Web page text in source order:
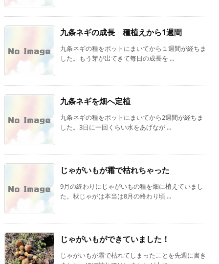
九条ネギの成長 種植えから1週間
九条ネギの種をポットにまいてから１週間が経ちま
した。もう芽が出てきて毎日の成長を ...
九条ネギを畑へ定植
九条ネギの種をポットにまいてから2週間が経ちま
した。3日に一回くらい水をあげなが ...
じゃがいもが霜で枯れちゃった
9月の終わりにじゃがいもの種を畑に植えていまし
た。秋じゃがは本当は8月の終わり頃 ...
じゃがいもができていました！
じゃがいもが霜で枯れてしまったことを先週に書き